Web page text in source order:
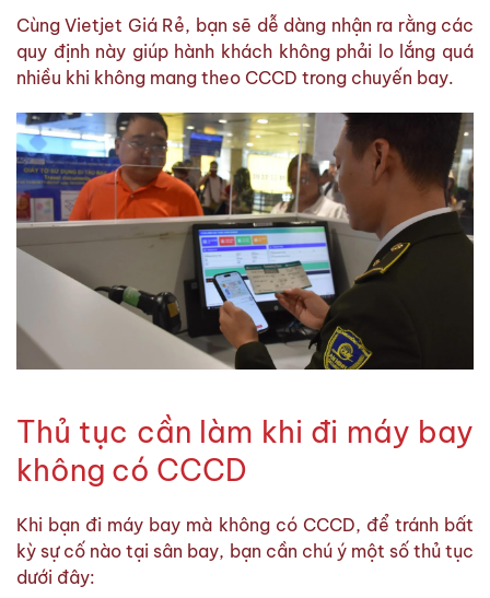
Cùng Vietjet Giá Rẻ, bạn sẽ dễ dàng nhận ra rằng các
quy định này giúp hành khách không phải lo lắng quá
nhiều khi không mang theo CCCD trong chuyến bay.
Thủ tục cần làm khi đi máy bay
không có CCCD
Khi bạn đi máy bay mà không có CCCD, để tránh bất
kỳ sự cố nào tại sân bay, bạn cần chú ý một số thủ tục
dưới đây: